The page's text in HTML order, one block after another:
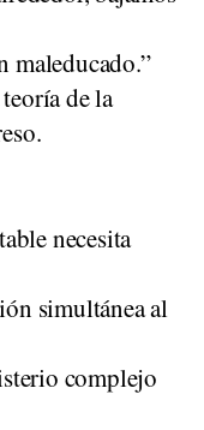
maleducado.”
de la
necesita
simultánea al
complejo